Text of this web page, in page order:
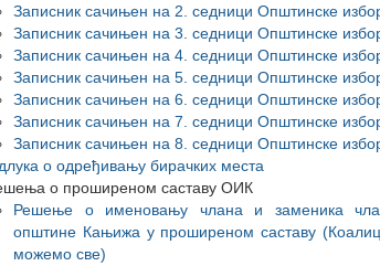
Записник сачињен на 2. седници Општинске
Записник сачињен на 3. седници Општинске
Записник сачињен на 4. седници Општинске
Записник сачињен на 5. седници Општинске
Записник сачињен на 6. седници Општинске
Записник сачињен на 7. седници Општинске
Записник сачињен на 8. седници Општинске
о одређивању бирачких места
о проширеном саставу ОИК
Решење о именовању члана и заменика
општине Кањижа у проширеном саставу
можемо све)